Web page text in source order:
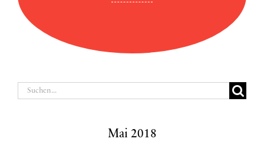
Suche
Mai 2018